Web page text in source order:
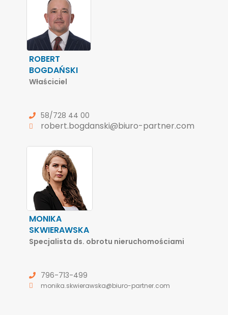
ROBERT
BOGDAŃSKI
Właściciel
58/728 44 00
robert.bogdanski@biuro-partner.com
MONIKA
SKWIERAWSKA
Specjalista ds. obrotu nieruchomościami
796-713-499
monika.skwierawska@biuro-partner.com